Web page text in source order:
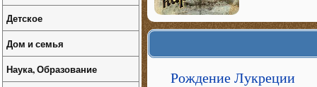
Рождение Лукреции
Детское
Дом и семья
Наука, Образование